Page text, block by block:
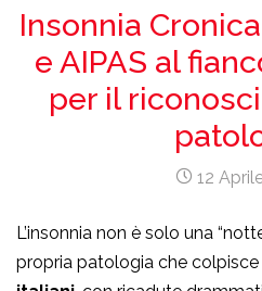
Insonnia
e AIPAS al
per il
12
L’insonnia non è solo una
propria patologia che